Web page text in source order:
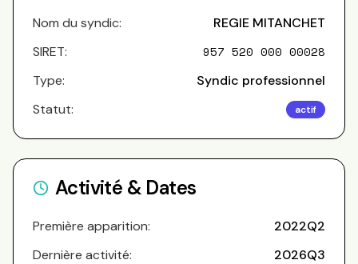
Nom du syndic:
REGIE MITANCHET
SIRET:
957 520 000 00028
Type:
Syndic professionnel
Statut:
actif
Activité & Dates
Première apparition:
2022Q2
Dernière activité:
2026Q3